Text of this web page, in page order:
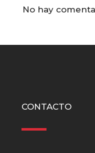
No hay
CONTACTO